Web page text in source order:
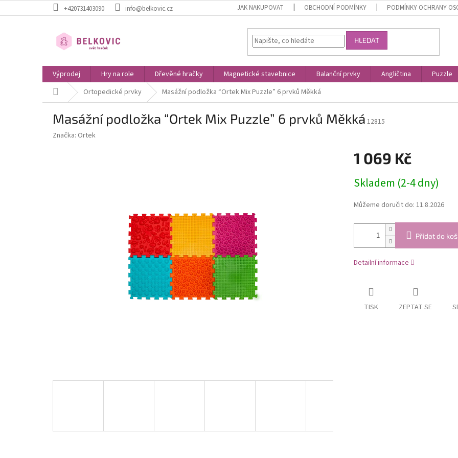
na
+420731403090 info@belkovic.cz JAK NAKUPOVAT OBCHODNÍ PODMÍNKY PODMÍNKY OCHRANY
HLEDAT
Výprodej Hry na role Dřevěné hračky Magnetické stavebnice Balanční prvky Angličtina Puzzle
Domů Ortopedické prvky Masážní podložka “Ortek Mix Puzzle” 6 prvků Měkká
Masážní podložka “Ortek Mix Puzzle” 6 prvků Měkká 12815
Značka: Ortek
1 069 Kč
cena:
Skladem (2-4 dny)
Můžeme doručit do: 11.8.2026
Přidat do
Detailní informace
TISK ZEPTAT SE